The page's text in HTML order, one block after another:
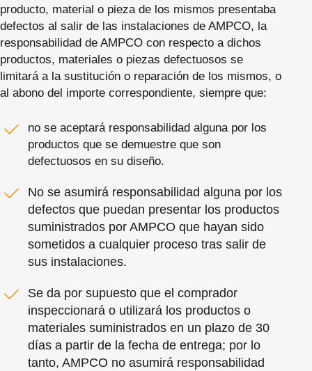
producto, material o pieza de los mismos presentaba
defectos al salir de las instalaciones de AMPCO, la
responsabilidad de AMPCO con respecto a dichos
productos, materiales o piezas defectuosos se
limitará a la sustitución o reparación de los mismos, o
al abono del importe correspondiente, siempre que:
no se aceptará responsabilidad alguna por los
productos que se demuestre que son
defectuosos en su diseño.
No se asumirá responsabilidad alguna por los
defectos que puedan presentar los productos
suministrados por AMPCO que hayan sido
sometidos a cualquier proceso tras salir de
sus instalaciones.
Se da por supuesto que el comprador
inspeccionará o utilizará los productos o
materiales suministrados en un plazo de 30
días a partir de la fecha de entrega; por lo
tanto, AMPCO no asumirá responsabilidad